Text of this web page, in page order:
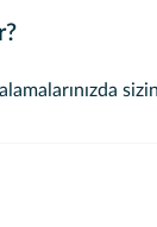
sizin